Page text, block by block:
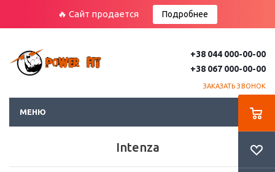
🔥 Сайт продается Подробнее
+38 044 000-00-00
+38 067 000-00-00
ЗАКАЗАТЬ ЗВОНОК
МЕНЮ
Intenza